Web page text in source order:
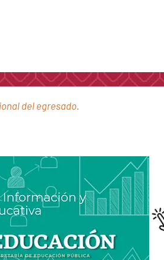
del egresado.